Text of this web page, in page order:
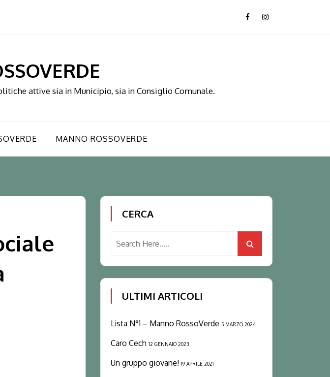
attive sia in Municipio, sia in Consiglio Comunale.
MANNO ROSSOVERDE
CERCA
ULTIMI ARTICOLI
Lista N°1 – Manno RossoVerde 5 MARZO 2024
Caro Cech 12 GENNAIO 2023
Un gruppo giovane! 19 APRILE 2021